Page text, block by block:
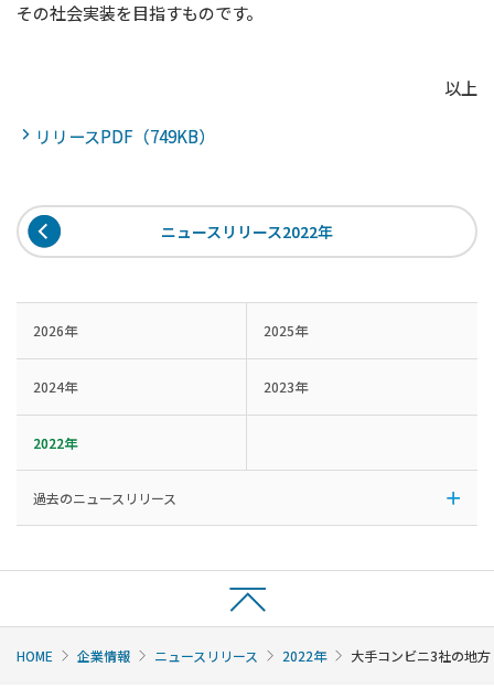
その社会実装を目指すものです。
以上
リリースPDF（749KB）
ニュースリリース2022年
2026年 2025年
2024年 2023年
2022年
過去のニュースリリース
HOME 企業情報 ニュースリリース 2022年 大手コンビニ3社の地